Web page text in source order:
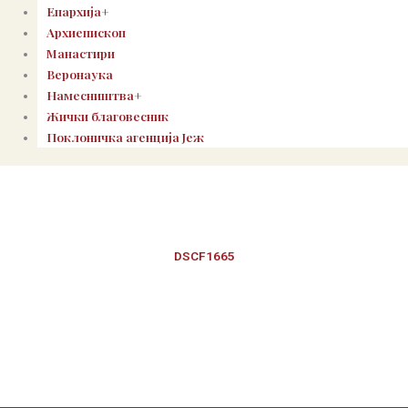
Епархија+
Архиепископ
Манастири
Веронаука
Намесништва+
Жички благовесник
Поклоничка агенција Јеж
DSCF1665